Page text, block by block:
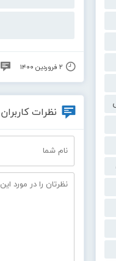
۲ فروردین ۱۴۰۰
نظرات کاربران